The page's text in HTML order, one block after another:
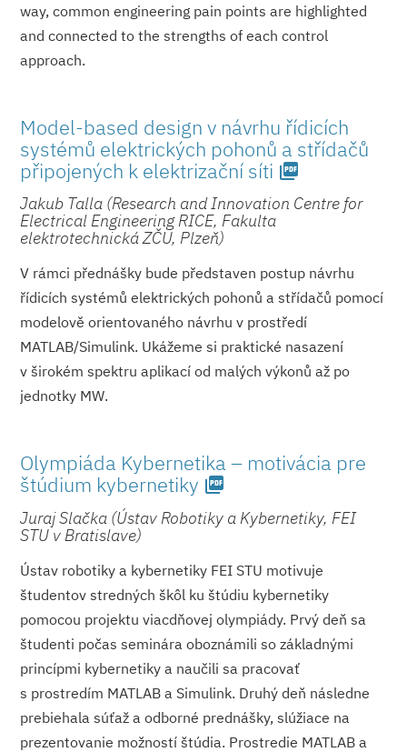
way, common engineering pain points are highlighted
and connected to the strengths of each control
approach.
Model-based design v návrhu řídicích
systémů elektrických pohonů a střídačů
připojených k elektrizační sí­ti picture_as_pdf
Jakub Talla (Research and Innovation Centre for
Electrical Engineering RICE, Fakulta
elektrotechnická ZČU, Plzeň)
V rámci přednášky bude představen postup návrhu
řídicích systémů elektrických pohonů a střídačů pomocí
modelově orientovaného návrhu v prostředí
MATLAB/Simulink. Ukážeme si praktické nasazení
v širokém spektru aplikací od malých výkonů až po
jednotky MW.
Olympiáda Kybernetika – motivácia pre
štúdium kybernetiky picture_as_pdf
Juraj Slačka (Ústav Robotiky a Kybernetiky, FEI
STU v Bratislave)
Ústav robotiky a kybernetiky FEI STU motivuje
študentov stredných škôl ku štúdiu kybernetiky
pomocou projektu viacdňovej olympiády. Prvý deň sa
študenti počas seminára oboznámili so základnými
princípmi kybernetiky a naučili sa pracovať
s prostredím MATLAB a Simulink. Druhý deň následne
prebiehala súťaž a odborné prednášky, slúžiace na
prezentovanie možností štúdia. Prostredie MATLAB a